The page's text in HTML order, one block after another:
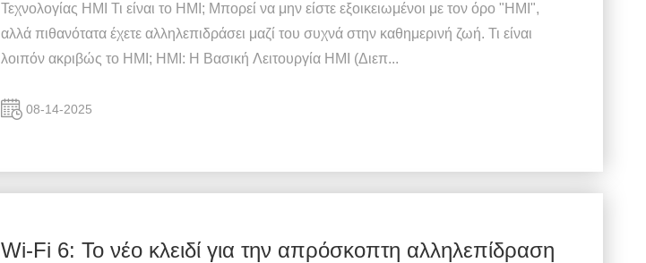
Τεχνολογίας HMI Τι είναι το HMI; Μπορεί να μην είστε εξοικειωμένοι με τον όρο "HMI",
αλλά πιθανότατα έχετε αλληλεπιδράσει μαζί του συχνά στην καθημερινή ζωή. Τι είναι
λοιπόν ακριβώς το HMI; HMI: Η Βασική Λειτουργία HMI (Διεπ...
08-14-2025
Wi-Fi 6: Το νέο κλειδί για την απρόσκοπτη αλληλεπίδραση